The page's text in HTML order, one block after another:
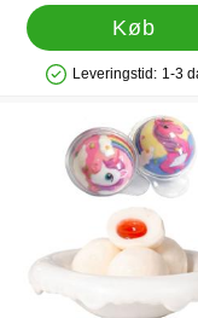
Køb
Produkttilgængelighed:
Leveringstid: 1-3
Markér Øjeball